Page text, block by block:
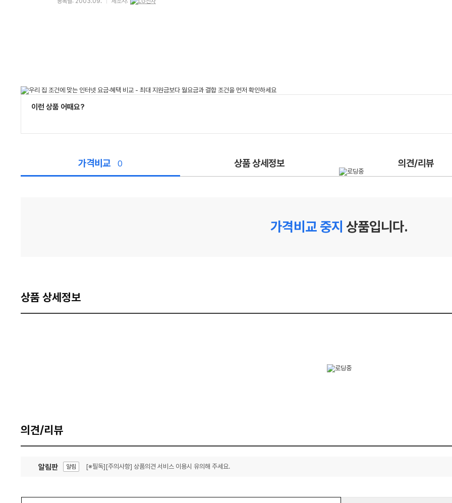
이런 상품 어때요?
가격비교 0 상품 상세정보 의견/리뷰
가격비교 중지 상품입니다.
상품 상세정보
의견/리뷰
알림판 알림 [※필독][주의사항] 상품의견 서비스 이용시 유의해 주세요.